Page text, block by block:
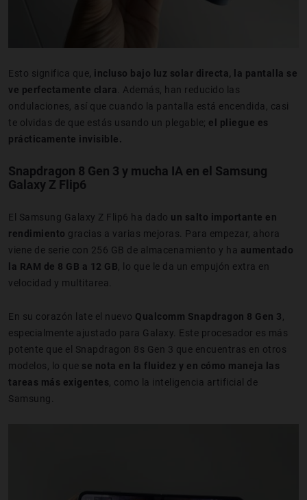
Esto significa que , incluso bajo luz solar directa, la pantalla se
ve perfectamente clara . Además, han reducido las
ondulaciones, así que cuando la pantalla está encendida, casi
te olvidas de que estás usando un plegable; el pliegue es
prácticamente invisible.
Snapdragon 8 Gen 3 y mucha IA en el Samsung
Galaxy Z Flip6
El Samsung Galaxy Z Flip6 ha dado un salto importante en
rendimiento gracias a varias mejoras. Para empezar, ahora
viene de serie con 256 GB de almacenamiento y ha aumentado
la RAM de 8 GB a 12 GB , lo que le da un empujón extra en
velocidad y multitarea.
En su corazón late el nuevo Qualcomm Snapdragon 8 Gen 3
especialmente ajustado para Galaxy. Este procesador es más
potente que el Snapdragon 8s Gen 3 que encuentras en otros
modelos, lo que se nota en la fluidez y en cómo maneja las
tareas más exigentes , como la inteligencia artificial de
Samsung.